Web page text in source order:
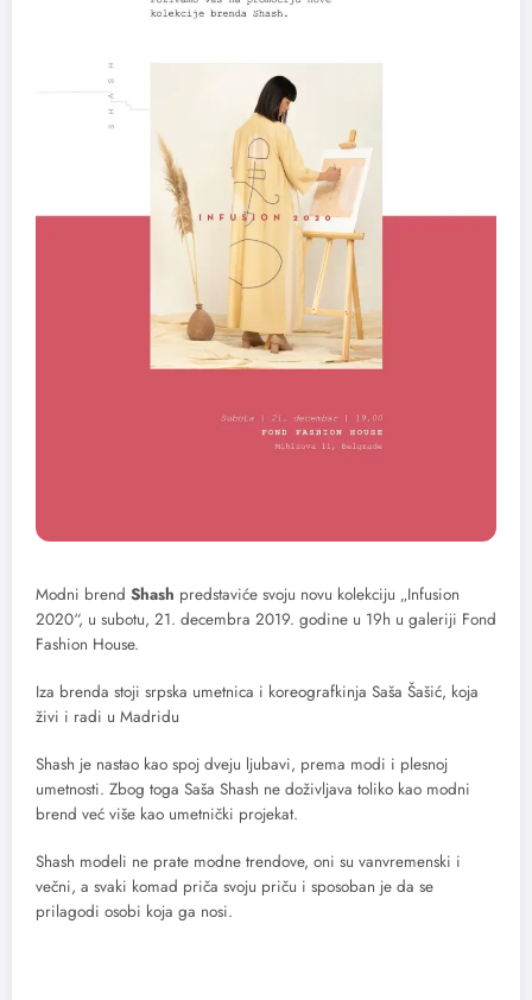
Modni brend Shash predstaviće svoju novu kolekciju „Infusion
2020“, u subotu, 21. decembra 2019. godine u 19h u galeriji Fond
Fashion House.
Iza brenda stoji srpska umetnica i koreografkinja Saša Šašić, koja
živi i radi u Madridu
Shash je nastao kao spoj dveju ljubavi, prema modi i plesnoj
umetnosti. Zbog toga Saša Shash ne doživljava toliko kao modni
brend već više kao umetnički projekat.
Shash modeli ne prate modne trendove, oni su vanvremenski i
večni, a svaki komad priča svoju priču i sposoban je da se
prilagodi osobi koja ga nosi.